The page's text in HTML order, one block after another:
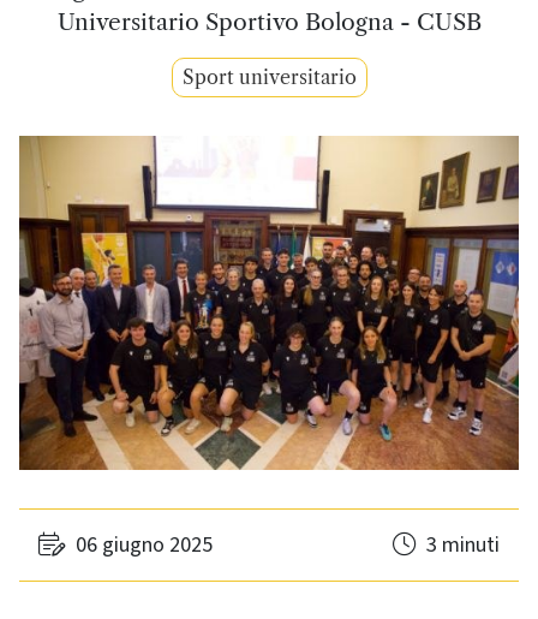
Universitario Sportivo Bologna - CUSB
Sport universitario
06 giugno 2025 3 minuti